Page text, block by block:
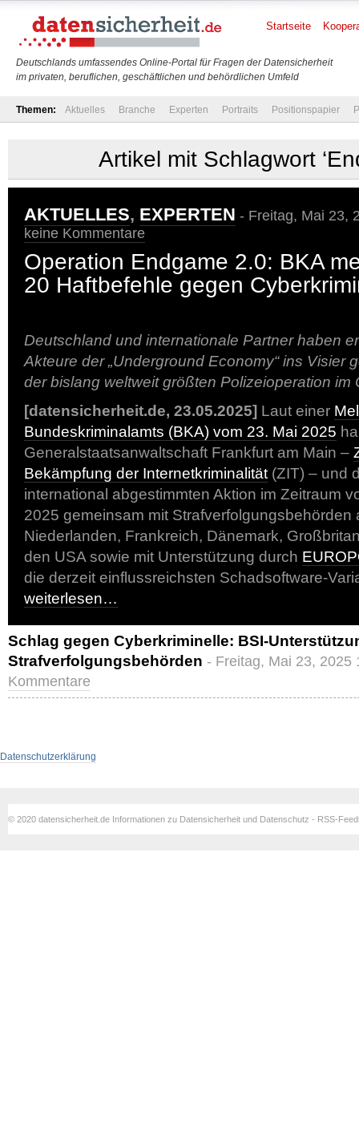
Deutschlands umfassendes Online-Portal für Fragen der Datensicherheit
im privaten, beruflichen, geschäftlichen und behördlichen Umfeld
Startseite
Themen: Aktuelles Branche Experten Portraits Positionspapier
Artikel mit Schlagwort
AKTUELLES, EXPERTEN - Freitag, Mai 23,
keine Kommentare
Operation Endgame 2.0: BKA
20 Haftbefehle gegen
Deutschland und internationale Partner haben
Akteure der „Underground Economy“ ins Visier
der bislang weltweit größten Polizeioperation im
[datensicherheit.de, 23.05.2025] Laut einer
Bundeskriminalamts (BKA) vom 23. Mai 2025
Generalstaatsanwaltschaft Frankfurt am Main –
Bekämpfung der Internetkriminalität (ZIT) – und
international abgestimmten Aktion im Zeitraum
2025 gemeinsam mit Strafverfolgungsbehörden
Niederlanden, Frankreich, Dänemark,
den USA sowie mit Unterstützung durch
die derzeit einflussreichsten Schadsoftware-
weiterlesen…
Schlag gegen Cyberkriminelle: BSI-
Strafverfolgungsbehörden - Freitag, Mai 23, 2025
Kommentare
Datenschutzerklärung
© 2020 datensicherheit.de Informationen zu Datensicherheit und Datenschutz - RSS-